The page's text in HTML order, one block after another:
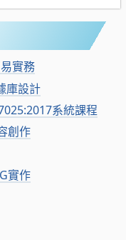
實務
庫設計
系統課程
創作
實作